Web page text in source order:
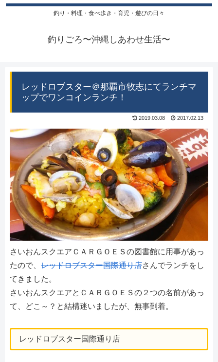
釣り・料理・食べ歩き・育児・遊びの日々
釣りごろ〜沖縄しあわせ生活〜
レッドロブスター＠那覇市牧志にてランチマ
ップでワンコインランチ！
2019.03.08 2017.02.13
さいおんスクエアＣＡＲＧＯＥＳの図書館に用事があっ
たので、 レッドロブスター国際通り店さんでランチをし
てきました。
さいおんスクエアとＣＡＲＧＯＥＳの２つの名前があっ
て、どこ～？と結構迷いましたが、無事到着。
レッドロブスター国際通り店